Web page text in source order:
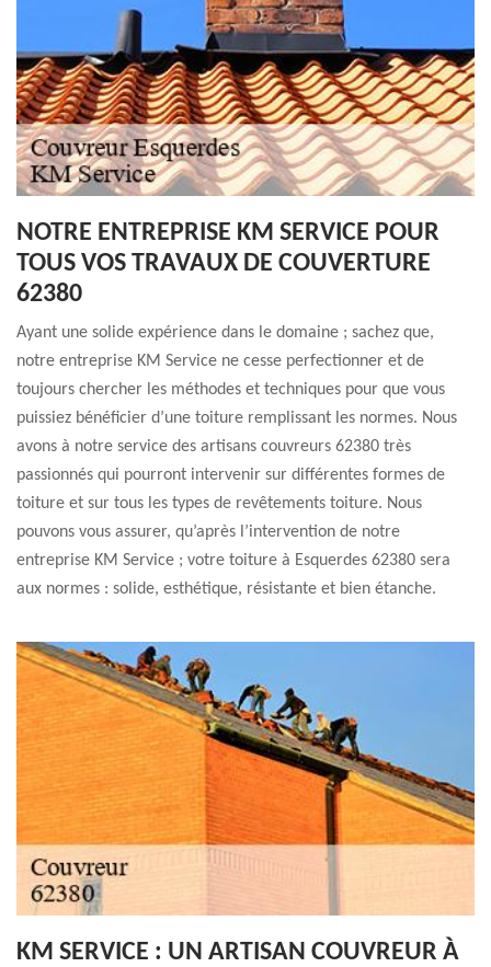
NOTRE ENTREPRISE KM SERVICE POUR
TOUS VOS TRAVAUX DE COUVERTURE
62380
Ayant une solide expérience dans le domaine ; sachez que,
notre entreprise KM Service ne cesse perfectionner et de
toujours chercher les méthodes et techniques pour que vous
puissiez bénéficier d’une toiture remplissant les normes. Nous
avons à notre service des artisans couvreurs 62380 très
passionnés qui pourront intervenir sur différentes formes de
toiture et sur tous les types de revêtements toiture. Nous
pouvons vous assurer, qu’après l’intervention de notre
entreprise KM Service ; votre toiture à Esquerdes 62380 sera
aux normes : solide, esthétique, résistante et bien étanche.
KM SERVICE : UN ARTISAN COUVREUR À